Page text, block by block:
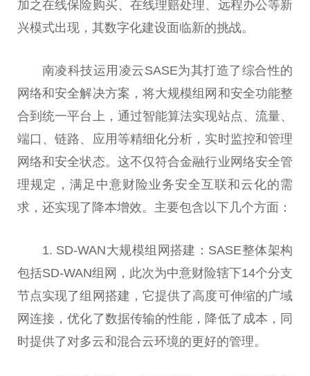
加之在线保险购买、在线理赔处理、远程办公等新
兴模式出现，其数字化建设面临新的挑战。
南凌科技运用凌云SASE为其打造了综合性的
网络和安全解决方案，将大规模组网和安全功能整
合到统一平台上，通过智能算法实现站点、流量、
端口、链路、应用等精细化分析，实时监控和管理
网络和安全状态。这不仅符合金融行业网络安全管
理规定，满足中意财险业务安全互联和云化的需
求，还实现了降本增效。主要包含以下几个方面：
1. SD-WAN大规模组网搭建：SASE整体架构
包括SD-WAN组网，此次为中意财险辖下14个分支
节点实现了组网搭建，它提供了高度可伸缩的广域
网连接，优化了数据传输的性能，降低了成本，同
时提供了对多云和混合云环境的更好的管理。